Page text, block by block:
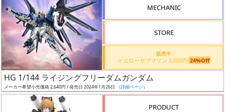
ス
ケ
ー
ル
成
MECHANIC
STORE
販売中
イエローサブマリン 2,000円 24%Off
HG 1/144 ライジングフリーダムガンダム
メーカー希望小売価格 2,640円 / 発売日 2024年1月26日 （詳細ページ）
PRODUCT